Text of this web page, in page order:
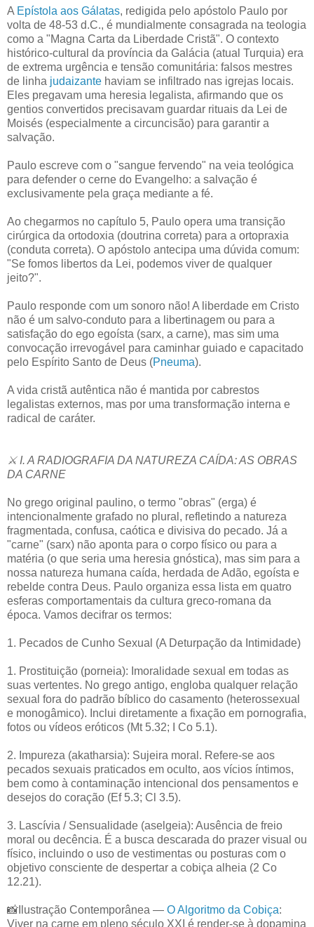
A Epístola aos Gálatas, redigida pelo apóstolo Paulo por
volta de 48-53 d.C., é mundialmente consagrada na teologia
como a "Magna Carta da Liberdade Cristã". O contexto
histórico-cultural da província da Galácia (atual Turquia) era
de extrema urgência e tensão comunitária: falsos mestres
de linha judaizante haviam se infiltrado nas igrejas locais.
Eles pregavam uma heresia legalista, afirmando que os
gentios convertidos precisavam guardar rituais da Lei de
Moisés (especialmente a circuncisão) para garantir a
salvação.
Paulo escreve com o "sangue fervendo" na veia teológica
para defender o cerne do Evangelho: a salvação é
exclusivamente pela graça mediante a fé.
Ao chegarmos no capítulo 5, Paulo opera uma transição
cirúrgica da ortodoxia (doutrina correta) para a ortopraxia
(conduta correta). O apóstolo antecipa uma dúvida comum:
"Se fomos libertos da Lei, podemos viver de qualquer
jeito?".
Paulo responde com um sonoro não! A liberdade em Cristo
não é um salvo-conduto para a libertinagem ou para a
satisfação do ego egoísta (sarx, a carne), mas sim uma
convocação irrevogável para caminhar guiado e capacitado
pelo Espírito Santo de Deus (Pneuma).
A vida cristã autêntica não é mantida por cabrestos
legalistas externos, mas por uma transformação interna e
radical de caráter.
⚔️ I. A RADIOGRAFIA DA NATUREZA CAÍDA: AS OBRAS
DA CARNE
No grego original paulino, o termo "obras" (erga) é
intencionalmente grafado no plural, refletindo a natureza
fragmentada, confusa, caótica e divisiva do pecado. Já a
"carne" (sarx) não aponta para o corpo físico ou para a
matéria (o que seria uma heresia gnóstica), mas sim para a
nossa natureza humana caída, herdada de Adão, egoísta e
rebelde contra Deus. Paulo organiza essa lista em quatro
esferas comportamentais da cultura greco-romana da
época. Vamos decifrar os termos:
1. Pecados de Cunho Sexual (A Deturpação da Intimidade)
1. Prostituição (porneia): Imoralidade sexual em todas as
suas vertentes. No grego antigo, engloba qualquer relação
sexual fora do padrão bíblico do casamento (heterossexual
e monogâmico). Inclui diretamente a fixação em pornografia,
fotos ou vídeos eróticos (Mt 5.32; I Co 5.1).
2. Impureza (akatharsia): Sujeira moral. Refere-se aos
pecados sexuais praticados em oculto, aos vícios íntimos,
bem como à contaminação intencional dos pensamentos e
desejos do coração (Ef 5.3; Cl 3.5).
3. Lascívia / Sensualidade (aselgeia): Ausência de freio
moral ou decência. É a busca descarada do prazer visual ou
físico, incluindo o uso de vestimentas ou posturas com o
objetivo consciente de despertar a cobiça alheia (2 Co
12.21).
📸Ilustração Contemporânea — O Algoritmo da Cobiça:
Viver na carne em pleno século XXI é render-se à dopamina